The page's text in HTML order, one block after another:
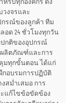
รับทุกองค์กร ดัง
งจรและ
กรณ์ของลูกค้า ทีม
อด 24 ชั่วโมงทุกวัน
ปกติของอุปกรณ์
ผลิตภัณฑ์และการ
ลุมทุกขั้นตอน ได้แก่
กอบรมการปฏิบัติ
สม่ำเสมอ การ
แก้ไขข้อขัดข้อง